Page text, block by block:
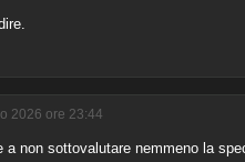
2026 ore 23:44
a non sottovalutare nemmeno la